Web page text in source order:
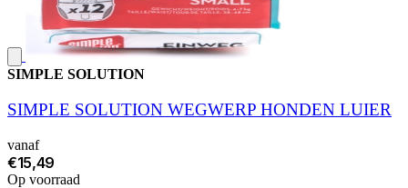
SIMPLE SOLUTION
SIMPLE SOLUTION WEGWERP HONDEN LUIER
vanaf
€15,49
Op voorraad